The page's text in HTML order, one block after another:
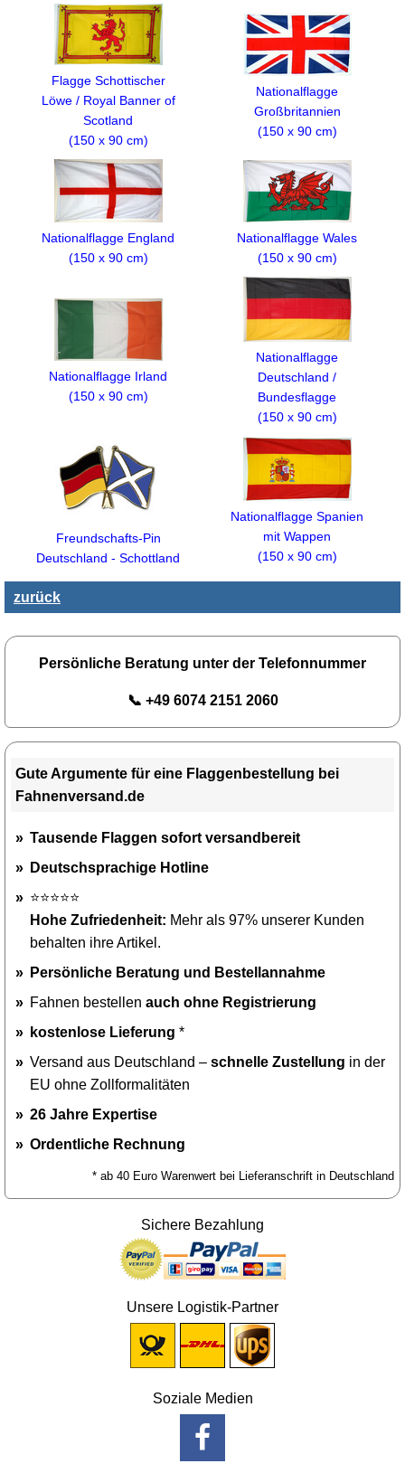
Flagge Schottischer
Löwe / Royal Banner of
Scotland
(150 x 90 cm)
Nationalflagge
Großbritannien
(150 x 90 cm)
Nationalflagge England
(150 x 90 cm)
Nationalflagge Wales
(150 x 90 cm)
Nationalflagge Irland
(150 x 90 cm)
Nationalflagge
Deutschland /
Bundesflagge
(150 x 90 cm)
Freundschafts-Pin
Deutschland - Schottland
Nationalflagge Spanien
mit Wappen
(150 x 90 cm)
zurück
Persönliche Beratung unter der Telefonnummer
📞 +49 6074 2151 2060
Gute Argumente für eine Flaggenbestellung bei
Fahnenversand.de
Tausende Flaggen sofort versandbereit
Deutschsprachige Hotline
⭐⭐⭐⭐⭐
Hohe Zufriedenheit: Mehr als 97% unserer Kunden
behalten ihre Artikel.
Persönliche Beratung und Bestellannahme
Fahnen bestellen auch ohne Registrierung
kostenlose Lieferung *
Versand aus Deutschland – schnelle Zustellung in der
EU ohne Zollformalitäten
26 Jahre Expertise
Ordentliche Rechnung
* ab 40 Euro Warenwert bei Lieferanschrift in Deutschland
Sichere Bezahlung
Unsere Logistik-Partner
Soziale Medien